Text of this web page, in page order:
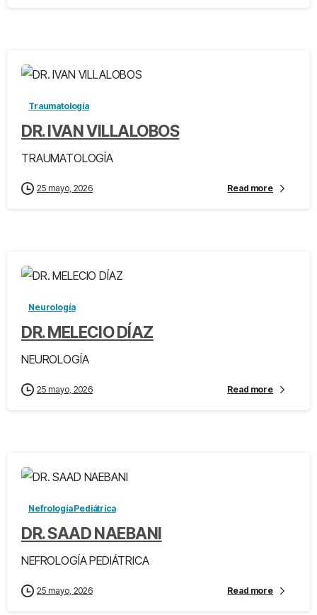
Traumatología
DR. IVAN VILLALOBOS
TRAUMATOLOGÍA
25 mayo, 2026 Read more
Neurología
DR. MELECIO DÍAZ
NEUROLOGÍA
25 mayo, 2026 Read more
Nefrología Pediátrica
DR. SAAD NAEBANI
NEFROLOGÍA PEDIÁTRICA
25 mayo, 2026 Read more